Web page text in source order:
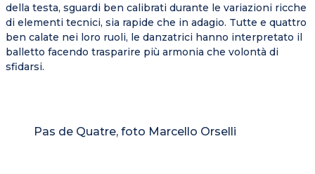
della testa, sguardi ben calibrati durante le variazioni ricche
di elementi tecnici, sia rapide che in adagio. Tutte e quattro
ben calate nei loro ruoli, le danzatrici hanno interpretato il
balletto facendo trasparire più armonia che volontà di
sfidarsi.
Pas de Quatre, foto Marcello Orselli